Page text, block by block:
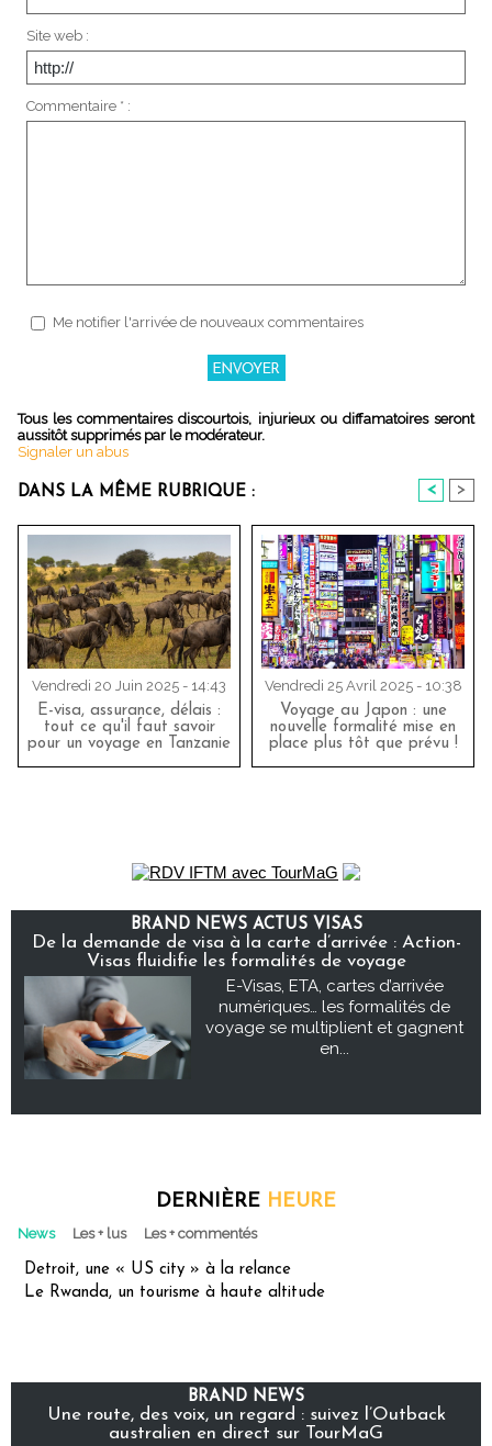
Site web :
Commentaire * :
Me notifier l'arrivée de nouveaux commentaires
Tous les commentaires discourtois, injurieux ou diffamatoires seront
aussitôt supprimés par le modérateur.
Signaler un abus
DANS LA MÊME RUBRIQUE : < >
Vendredi 20 Juin 2025 - 14:43
E-visa, assurance, délais :
tout ce qu'il faut savoir
pour un voyage en Tanzanie
Vendredi 25 Avril 2025 - 10:38
Voyage au Japon : une
nouvelle formalité mise en
place plus tôt que prévu !
BRAND NEWS ACTUS VISAS
De la demande de visa à la carte d’arrivée : Action-
Visas fluidifie les formalités de voyage
E-Visas, ETA, cartes d’arrivée
numériques… les formalités de
voyage se multiplient et gagnent
en...
DERNIÈRE HEURE
News Les + lus Les + commentés
Detroit, une « US city » à la relance
Le Rwanda, un tourisme à haute altitude
BRAND NEWS
Une route, des voix, un regard : suivez l’Outback
australien en direct sur TourMaG